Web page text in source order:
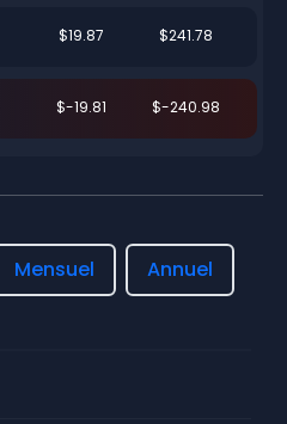
$19.87 $241.78
$-19.81 $-240.98
Mensuel Annuel